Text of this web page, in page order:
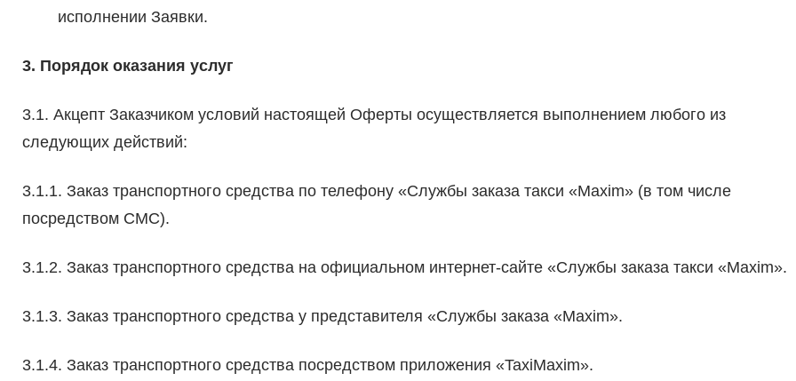
исполнении Заявки.
3. Порядок оказания услуг
3.1. Акцепт Заказчиком условий настоящей Оферты осуществляется выполнением любого из
следующих действий:
3.1.1. Заказ транспортного средства по телефону «Службы заказа такси «Maxim» (в том числе
посредством СМС).
3.1.2. Заказ транспортного средства на официальном интернет-сайте «Службы заказа такси «Maxim».
3.1.3. Заказ транспортного средства у представителя «Службы заказа «Maxim».
3.1.4. Заказ транспортного средства посредством приложения «TaxiMaxim».